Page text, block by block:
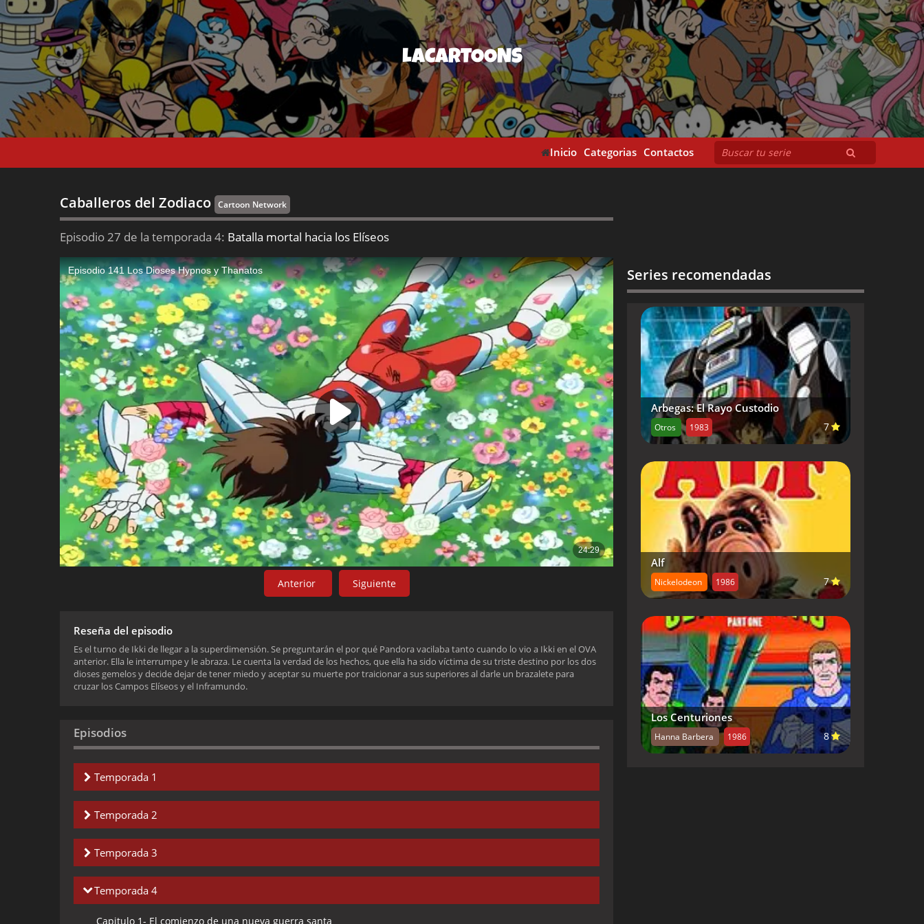
LACARTOONS
Inicio Categorias Contactos
Caballeros del Zodiaco Cartoon Network
Episodio 27 de la temporada 4: Batalla mortal hacia los Elíseos
Anterior Siguiente
Reseña del episodio
Es el turno de Ikki de llegar a la superdimensión. Se preguntarán el por qué Pandora vacilaba tanto cuando lo vio a Ikki en el OVA
anterior. Ella le interrumpe y le abraza. Le cuenta la verdad de los hechos, que ella ha sido víctima de su triste destino por los dos
dioses gemelos y decide dejar de tener miedo y aceptar su muerte por traicionar a sus superiores al darle un brazalete para
cruzar los Campos Elíseos y el Inframundo.
Episodios
Temporada 1
Capitulo 1-
Capitulo 2-Cuando Seiya viste la Armadura de Pegaso
Capitulo 3-El Guerrero de los Hielos
Capitulo 4-El Caballero Dragón
Temporada 2
Capitulo 1-
Capitulo 2-¡Hilda! La diosa hechizada por el diablo
Capitulo 3-¡El gigante Thor! Un cosmos de odio
Temporada 3
Capitulo 1-
Temporada 4
Capitulo 1- El comienzo de una nueva guerra santa
Series recomendadas
Arbegas: El Rayo Custodio
Otros 1983 7
Alf
Nickelodeon 1986 7
Los Centuriones
Hanna Barbera 1986 8